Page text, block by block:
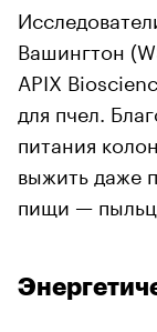
Вашингтон
APIX
для пчел.
питания
выжить даже
пищи —